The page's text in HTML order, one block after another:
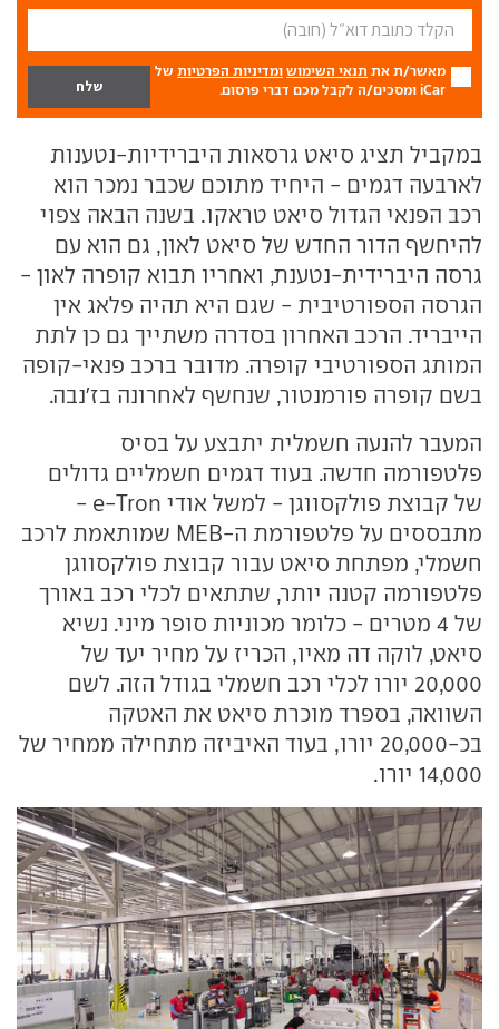
מאשר/ת את תנאי השימוש ומדיניות הפרטיות של
iCar ומסכים/ה לקבל מכם דברי פרסום.
במקביל תציג סיאט גרסאות היברידיות-נטענות
לארבעה דגמים - היחיד מתוכם שכבר נמכר הוא
רכב הפנאי הגדול סיאט טראקו. בשנה הבאה צפוי
להיחשף הדור החדש של סיאט לאון, גם הוא עם
גרסה היברידית-נטענת, ואחריו תבוא קופרה לאון -
הגרסה הספורטיבית - שגם היא תהיה פלאג אין
הייבריד. הרכב האחרון בסדרה משתייך גם כן לתת
המותג הספורטיבי קופרה. מדובר ברכב פנאי-קופה
בשם קופרה פורמנטור, שנחשף לאחרונה בז'נבה.
המעבר להנעה חשמלית יתבצע על בסיס
פלטפורמה חדשה. בעוד דגמים חשמליים גדולים
של קבוצת פולקסווגן - למשל אודי e-Tron -
מתבססים על פלטפורמת ה-MEB שמותאמת לרכב
חשמלי, מפתחת סיאט עבור קבוצת פולקסווגן
פלטפורמה קטנה יותר, שתתאים לכלי רכב באורך
של 4 מטרים - כלומר מכוניות סופר מיני. נשיא
סיאט, לוקה דה מאיו, הכריז על מחיר יעד של
20,000 יורו לכלי רכב חשמלי בגודל הזה. לשם
השוואה, בספרד מוכרת סיאט את האטקה
בכ-20,000 יורו, בעוד האיביזה מתחילה ממחיר של
14,000 יורו.